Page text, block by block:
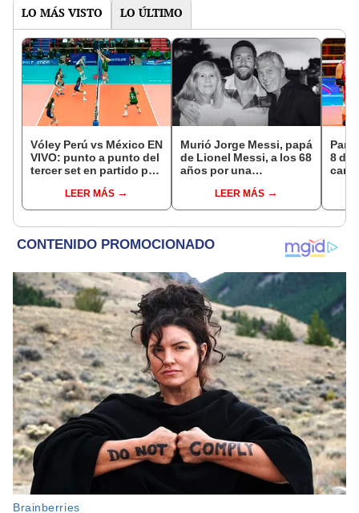
LO MÁS VISTO LO ÚLTIMO
Vóley Perú vs México EN
VIVO: punto a punto del
tercer set en partido por
sub 17 2026
LEER MÁS
Murió Jorge Messi, papá
de Lionel Messi, a los 68
años por una
LEER MÁS
8 de